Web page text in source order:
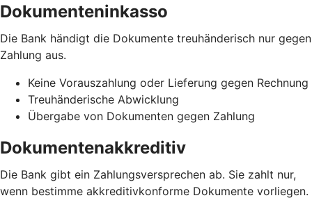
Dokumenteninkasso
Die Bank händigt die Dokumente treuhänderisch nur gegen
Zahlung aus.
Keine Vorauszahlung oder Lieferung gegen Rechnung
Treuhänderische Abwicklung
Übergabe von Dokumenten gegen Zahlung
Dokumentenakkreditiv
Die Bank gibt ein Zahlungsversprechen ab. Sie zahlt nur,
wenn bestimme akkreditivkonforme Dokumente vorliegen.